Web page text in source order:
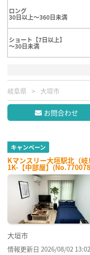
ロング
30日以上～360日未満
ショート【7日以上】
～30日未満
岐阜県 大垣市
お問合わせ
キャンペーン
Kマンスリー大垣駅北（
1K-【中部屋】
大垣市
情報更新日 2026/08/02 13:02